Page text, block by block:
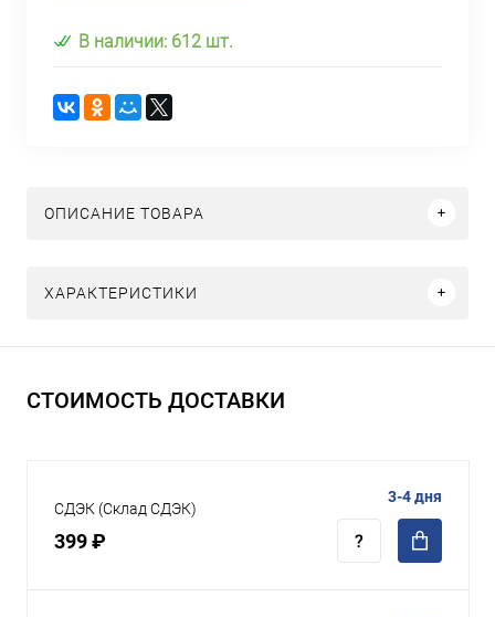
В наличии: 612 шт.
ОПИСАНИЕ ТОВАРА
ХАРАКТЕРИСТИКИ
СТОИМОСТЬ ДОСТАВКИ
СДЭК (Склад СДЭК)
399 ₽
3-4 дня